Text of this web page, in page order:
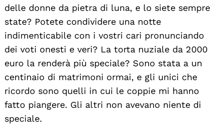
delle donne da pietra di luna, e lo siete sempre
state? Potete condividere una notte
indimenticabile con i vostri cari pronunciando
dei voti onesti e veri? La torta nuziale da 2000
euro la renderà più speciale? Sono stata a un
centinaio di matrimoni ormai, e gli unici che
ricordo sono quelli in cui le coppie mi hanno
fatto piangere. Gli altri non avevano niente di
speciale.